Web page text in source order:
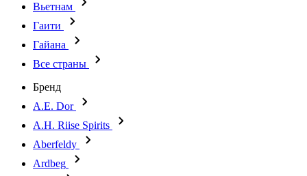
Вьетнам
Гаити
Гайана
Все страны
Бренд
A.E. Dor
A.H. Riise Spirits
Aberfeldy
Ardbeg